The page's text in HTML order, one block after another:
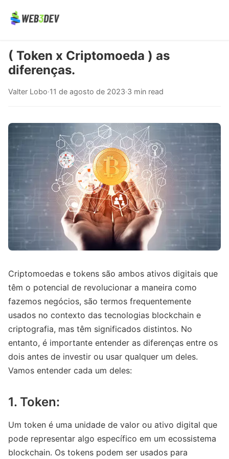
( Token x Criptomoeda ) as
diferenças.
Valter Lobo·11 de agosto de 2023·3 min read
Criptomoedas e tokens são ambos ativos digitais que
têm o potencial de revolucionar a maneira como
fazemos negócios, são termos frequentemente
usados no contexto das tecnologias blockchain e
criptografia, mas têm significados distintos. No
entanto, é importante entender as diferenças entre os
dois antes de investir ou usar qualquer um deles.
Vamos entender cada um deles:
1. Token:
Um token é uma unidade de valor ou ativo digital que
pode representar algo específico em um ecossistema
blockchain. Os tokens podem ser usados para